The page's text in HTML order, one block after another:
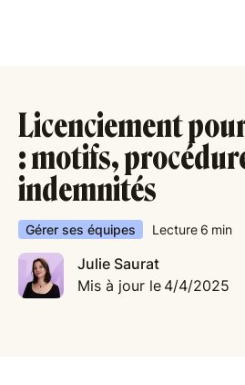
Licenciement
: motifs,
indemnités
Gérer ses équipes Lecture 6 min
Julie Saurat
Mis à jour le 4/4/2025